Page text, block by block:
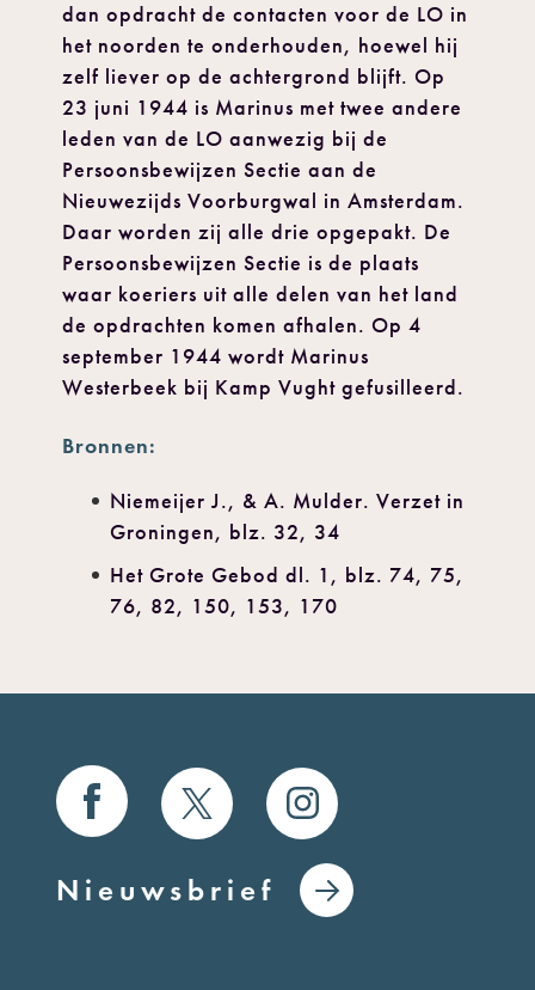
dan opdracht de contacten voor de LO in
het noorden te onderhouden, hoewel hij
zelf liever op de achtergrond blijft. Op
23 juni 1944 is Marinus met twee andere
leden van de LO aanwezig bij de
Persoonsbewijzen Sectie aan de
Nieuwezijds Voorburgwal in Amsterdam.
Daar worden zij alle drie opgepakt. De
Persoonsbewijzen Sectie is de plaats
waar koeriers uit alle delen van het land
de opdrachten komen afhalen. Op 4
september 1944 wordt Marinus
Westerbeek bij Kamp Vught gefusilleerd.
Bronnen:
Niemeijer J., & A. Mulder. Verzet in
Groningen, blz. 32, 34
Het Grote Gebod dl. 1, blz. 74, 75,
76, 82, 150, 153, 170
Nieuwsbrief